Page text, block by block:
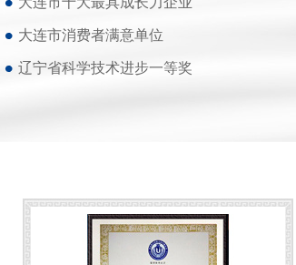
大连市消费者满意单位
辽宁省科学技术进步一等奖